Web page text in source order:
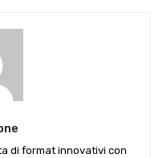
di format innovativi con